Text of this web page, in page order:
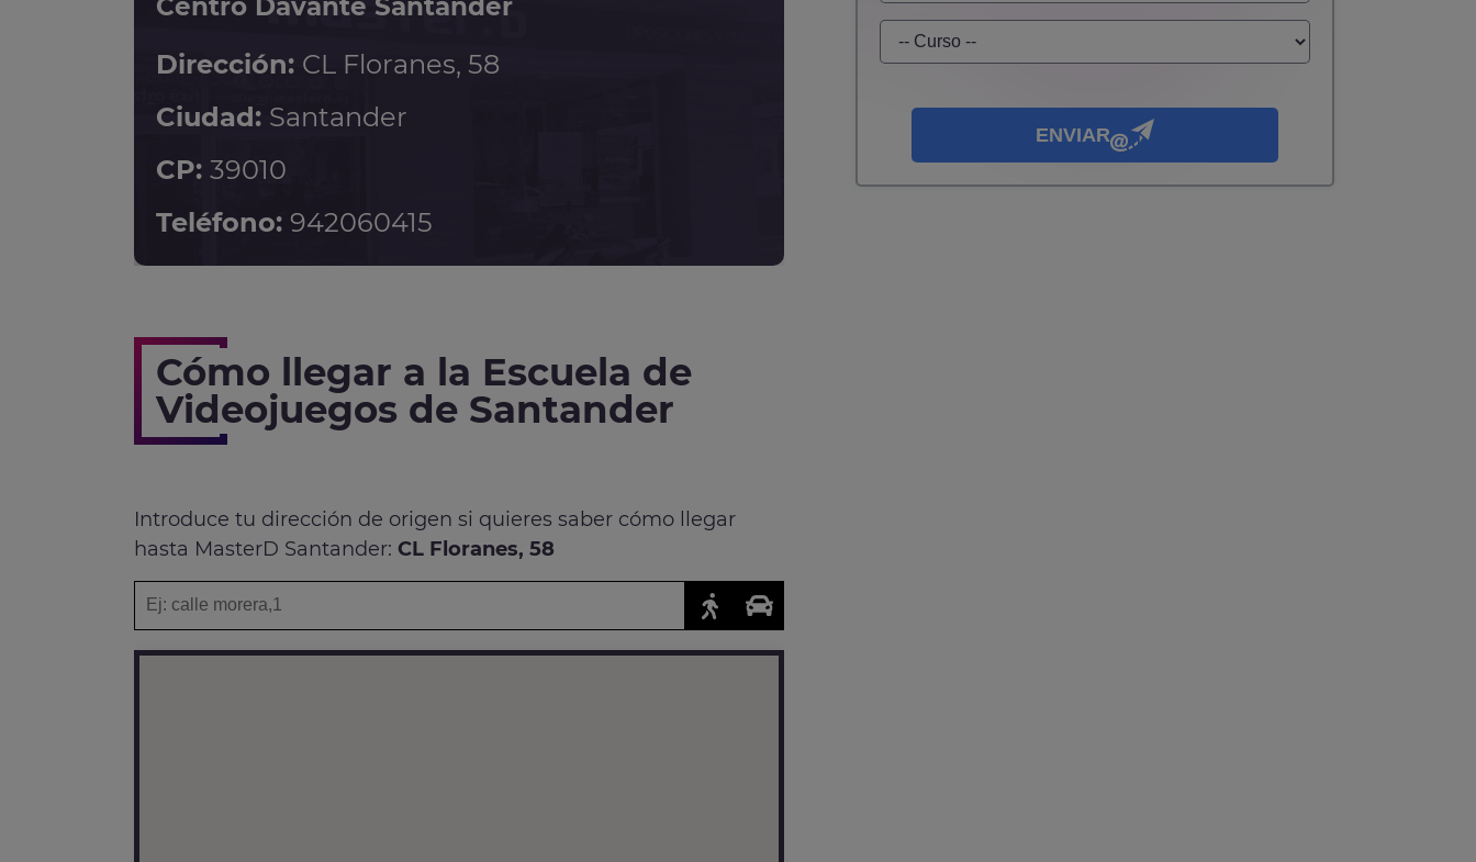
Dirección: CL Floranes, 58
Ciudad: Santander
CP: 39010
Teléfono: 942060415
Cómo llegar a la Escuela de
Videojuegos de Santander
Introduce tu dirección de origen si quieres saber cómo llegar
hasta MasterD Santander: CL Floranes, 58
ENVIAR